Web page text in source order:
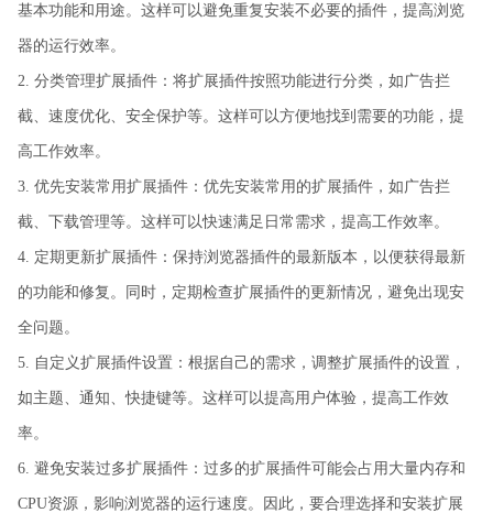
基本功能和用途。这样可以避免重复安装不必要的插件，提高浏览
器的运行效率。
2. 分类管理扩展插件：将扩展插件按照功能进行分类，如广告拦
截、速度优化、安全保护等。这样可以方便地找到需要的功能，提
高工作效率。
3. 优先安装常用扩展插件：优先安装常用的扩展插件，如广告拦
截、下载管理等。这样可以快速满足日常需求，提高工作效率。
4. 定期更新扩展插件：保持浏览器插件的最新版本，以便获得最新
的功能和修复。同时，定期检查扩展插件的更新情况，避免出现安
全问题。
5. 自定义扩展插件设置：根据自己的需求，调整扩展插件的设置，
如主题、通知、快捷键等。这样可以提高用户体验，提高工作效
率。
6. 避免安装过多扩展插件：过多的扩展插件可能会占用大量内存和
CPU资源，影响浏览器的运行速度。因此，要合理选择和安装扩展